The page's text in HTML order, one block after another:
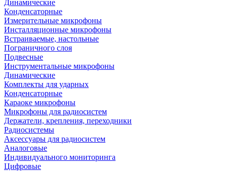
Динамические
Конденсаторные
Измерительные микрофоны
Инсталляционные микрофоны
Встраиваемые, настольные
Пограничного слоя
Подвесные
Инструментальные микрофоны
Динамические
Комплекты для ударных
Конденсаторные
Караоке микрофоны
Микрофоны для радиосистем
Держатели, крепления, переходники
Радиосистемы
Аксессуары для радиосистем
Аналоговые
Индивидуального мониторинга
Цифровые